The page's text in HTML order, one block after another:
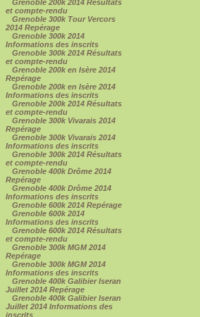
Grenoble 200k 2014 Résultats
et compte-rendu
Grenoble 300k Tour Vercors
2014 Repérage
Grenoble 300k 2014
Informations des inscrits
Grenoble 300k 2014 Résultats
et compte-rendu
Grenoble 200k en Isère 2014
Repérage
Grenoble 200k en Isère 2014
Informations des inscrits
Grenoble 200k 2014 Résultats
et compte-rendu
Grenoble 300k Vivarais 2014
Repérage
Grenoble 300k Vivarais 2014
Informations des inscrits
Grenoble 300k 2014 Résultats
et compte-rendu
Grenoble 400k Drôme 2014
Repérage
Grenoble 400k Drôme 2014
Informations des inscrits
Grenoble 600k 2014 Repérage
Grenoble 600k 2014
Informations des inscrits
Grenoble 600k 2014 Résultats
et compte-rendu
Grenoble 300k MGM 2014
Repérage
Grenoble 300k MGM 2014
Informations des inscrits
Grenoble 400k Galibier Iseran
Juillet 2014 Repérage
Grenoble 400k Galibier Iseran
Juillet 2014 Informations des
inscrits